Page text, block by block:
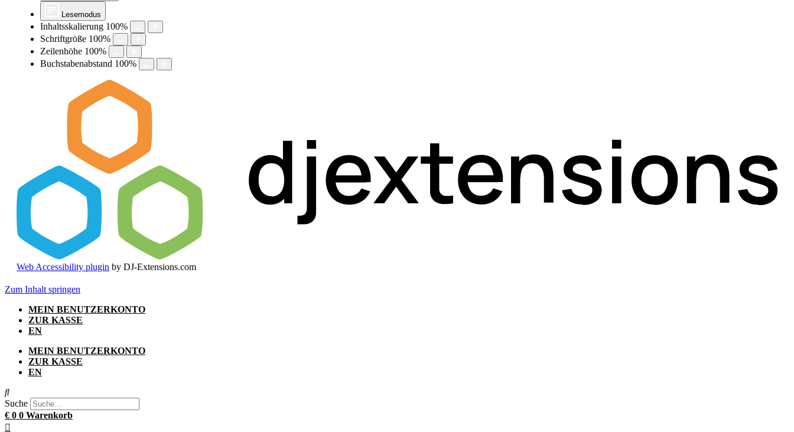
Lesemodus
Inhaltsskalierung 100%
Schriftgröße 100%
Zeilenhöhe 100%
Buchstabenabstand 100%
Web Accessibility plugin by DJ-Extensions.com
Zum Inhalt springen
MEIN BENUTZERKONTO
ZUR KASSE
EN
MEIN BENUTZERKONTO
ZUR KASSE
EN
Suche
€ 0 0 Warenkorb